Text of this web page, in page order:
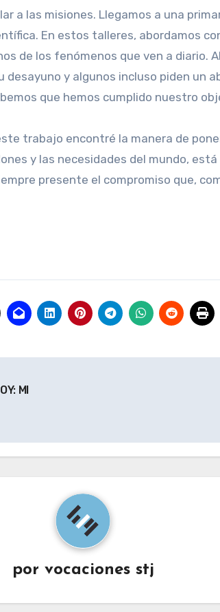
a las misiones. Llegamos a una
En estos talleres, abordamos
de los fenómenos que ven a diario.
y algunos incluso piden un
que hemos cumplido nuestro
trabajo encontré la manera de
y las necesidades del mundo, está
presente el compromiso que,
MI
por vocaciones stj